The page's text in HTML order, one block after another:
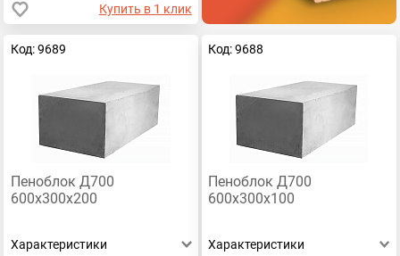
Купить в 1 клик
Код: 9689
Пеноблок Д700
600х300х200
Характеристики
Код: 9688
Пеноблок Д700
600х300х100
Характеристики